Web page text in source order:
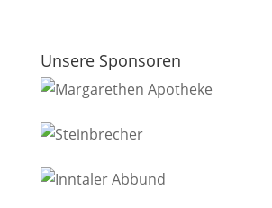
Unsere Sponsoren